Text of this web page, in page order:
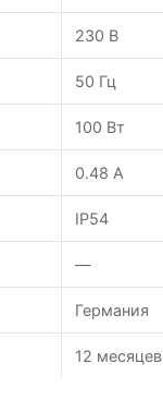
230 В
50 Гц
100 Вт
0.48 А
IP54
—
Германия
12 месяцев